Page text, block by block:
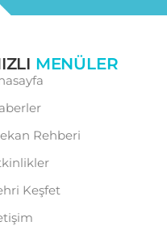
MENÜLER
Rehberi
Keşfet